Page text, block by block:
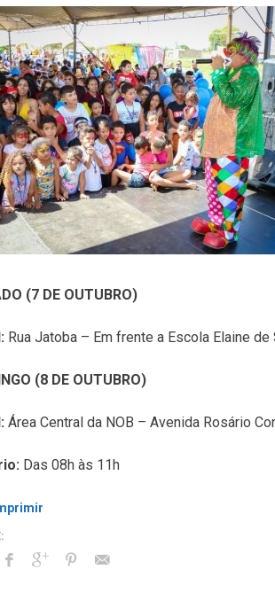
(7 DE OUTUBRO)
Rua Jatoba – Em frente a Escola Elaine
(8 DE OUTUBRO)
Área Central da NOB – Avenida Rosário
Das 08h às 11h